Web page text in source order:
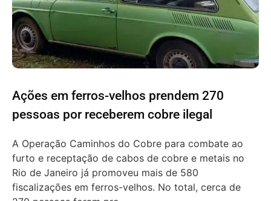
Ações em ferros-velhos prendem 270
pessoas por receberem cobre ilegal
A Operação Caminhos do Cobre para combate ao
furto e receptação de cabos de cobre e metais no
Rio de Janeiro já promoveu mais de 580
fiscalizações em ferros-velhos. No total, cerca de